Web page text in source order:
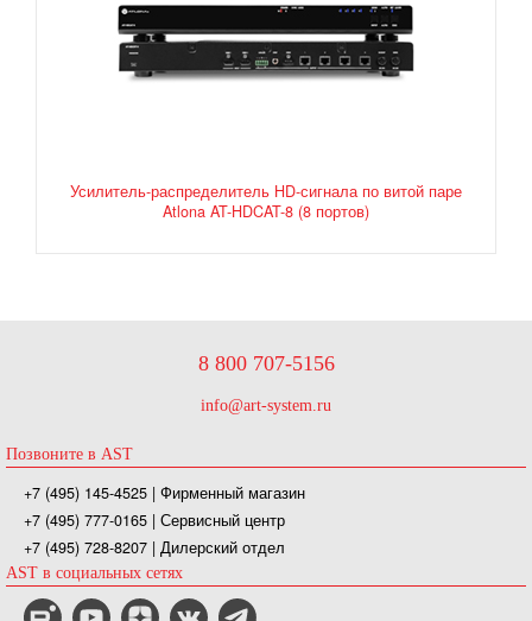
Усилитель-распределитель HD-сигнала по витой паре
Atlona AT-HDCAT-8 (8 портов)
8 800 707-5156
info@art-system.ru
Позвоните в AST
+7 (495) 145-4525 | Фирменный магазин
+7 (495) 777-0165 | Сервисный центр
+7 (495) 728-8207 | Дилерский отдел
AST в социальных сетях